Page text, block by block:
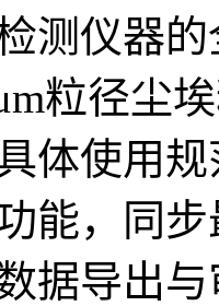
测仪器
粒径尘
体使用
能，同
据导出